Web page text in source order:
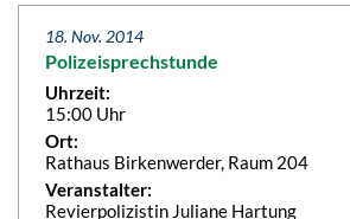
18. Nov. 2014
Polizeisprechstunde
Uhrzeit:
15:00 Uhr
Ort:
Rathaus Birkenwerder, Raum 204
Veranstalter:
Revierpolizistin Juliane Hartung